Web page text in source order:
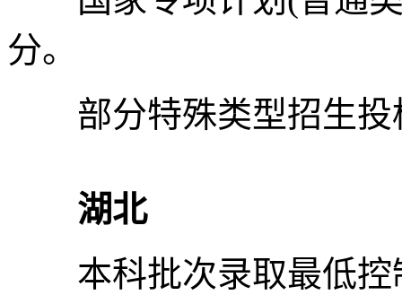
分。
部分特殊类型招生投
湖北
本科批次录取最低控